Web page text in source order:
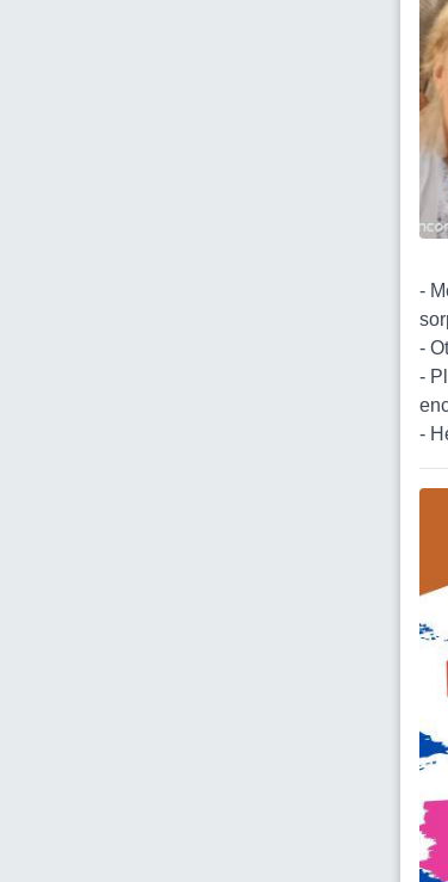
-
-
-
-